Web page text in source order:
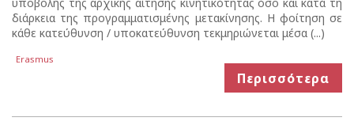
διάρκεια της προγραμματισμένης μετακίνησης. Η φοίτηση σε
κάθε κατεύθυνση / υποκατεύθυνση τεκμηριώνεται μέσα (...)
Erasmus
Περισσότερα